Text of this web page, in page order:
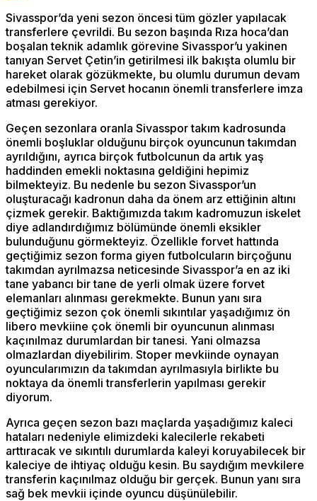
Sivasspor’da yeni sezon öncesi tüm gözler yapılacak
transferlere çevrildi. Bu sezon başında Rıza hoca’dan
boşalan teknik adamlık görevine Sivasspor’u yakinen
tanıyan Servet Çetin’in getirilmesi ilk bakışta olumlu bir
hareket olarak gözükmekte, bu olumlu durumun devam
edebilmesi için Servet hocanın önemli transferlere imza
atması gerekiyor.
Geçen sezonlara oranla Sivasspor takım kadrosunda
önemli boşluklar olduğunu birçok oyuncunun takımdan
ayrıldığını, ayrıca birçok futbolcunun da artık yaş
haddinden emekli noktasına geldiğini hepimiz
bilmekteyiz. Bu nedenle bu sezon Sivasspor’un
oluşturacağı kadronun daha da önem arz ettiğinin altını
çizmek gerekir. Baktığımızda takım kadromuzun iskelet
diye adlandırdığımız bölümünde önemli eksikler
bulunduğunu görmekteyiz. Özellikle forvet hattında
geçtiğimiz sezon forma giyen futbolcuların birçoğunu
takımdan ayrılmazsa neticesinde Sivasspor’a en az iki
tane yabancı bir tane de yerli olmak üzere forvet
elemanları alınması gerekmekte. Bunun yanı sıra
geçtiğimiz sezon çok önemli sıkıntılar yaşadığımız ön
libero mevkiine çok önemli bir oyuncunun alınması
kaçınılmaz durumlardan bir tanesi. Yani olmazsa
olmazlardan diyebilirim. Stoper mevkiinde oynayan
oyuncularımızın da takımdan ayrılmasıyla birlikte bu
noktaya da önemli transferlerin yapılması gerekir
diyorum.
Ayrıca geçen sezon bazı maçlarda yaşadığımız kaleci
hataları nedeniyle elimizdeki kalecilerle rekabeti
arttıracak ve sıkıntılı durumlarda kaleyi koruyabilecek bir
kaleciye de ihtiyaç olduğu kesin. Bu saydığım mevkilere
transferin kaçınılmaz olduğu bir gerçek. Bunun yanı sıra
sağ bek mevkii içinde oyuncu düşünülebilir.